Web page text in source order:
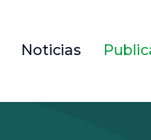
Noticias